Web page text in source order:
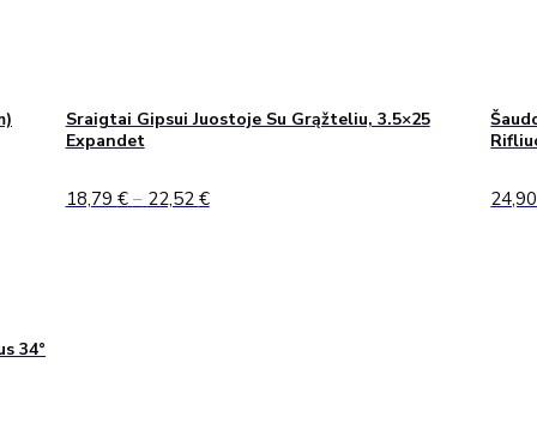
Sraigtai Gipsui Juostoje Su Grąžteliu, 3.5×25
Expandet
18,79 € – 22,52 €Price
34°